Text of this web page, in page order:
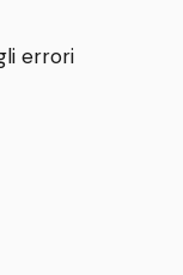
errori